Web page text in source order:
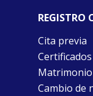
REGISTRO
Cita previa
Matrimonio
Cambio de